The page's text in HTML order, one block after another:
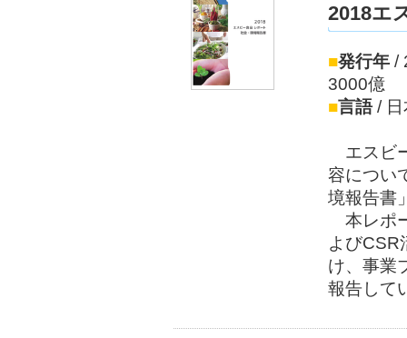
2018エ
■発行年 /
3000億
■言語/
エスビ
容につい
境報告書
本レポ
よびCSR
け、事業
報告して